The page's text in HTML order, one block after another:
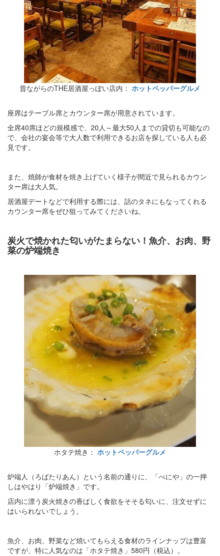
昔ながらのTHE居酒屋っぽい店内： ホットペッパーグルメ
座席はテーブル席とカウンター席が用意されています。
全席40席ほどの規模感で、20人～最大50人までの貸切も可能なの
で、会社の宴会等で大人数で利用できるお店を探している人も必
見です。
また、焼師が食材を焼き上げていく様子が間近で見られるカウン
ター席は大人気。
居酒屋デートなどで利用する際には、話のタネにもなってくれる
カウンター席をぜひ狙ってみてくださいね。
炭火で焼かれた匂いがたまらない！魚介、お肉、野
菜の炉端焼き
ホタテ焼き： ホットペッパーグルメ
炉端人（ろばたりあん）という名前の通りに、「べにや」の一押
しはやはり「炉端焼き」です。
店内に漂う炭火焼きの香ばしく食欲をそそる匂いに、注文せずに
はいられないでしょう。
魚介、お肉、野菜など焼いてもらえる食材のラインナップは豊富
ですが、特に人気なのは「ホタテ焼き」580円（税込）。